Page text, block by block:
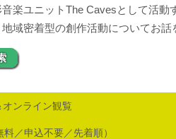
楽ユニットThe Cavesとして活動
域密着型の創作活動についてお話
ンライン観覧
／申込不要／先着順）